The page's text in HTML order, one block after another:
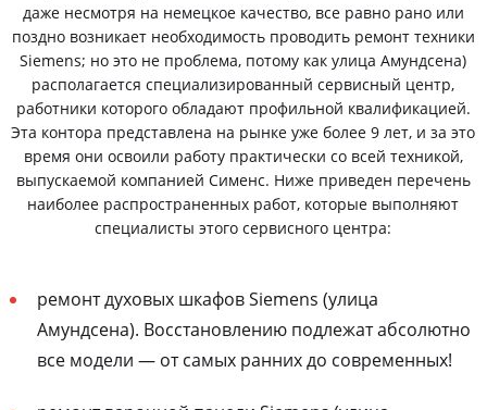
даже несмотря на немецкое качество, все равно рано или
поздно возникает необходимость проводить ремонт техники
Siemens; но это не проблема, потому как улица Амундсена)
располагается специализированный сервисный центр,
работники которого обладают профильной квалификацией.
Эта контора представлена на рынке уже более 9 лет, и за это
время они освоили работу практически со всей техникой,
выпускаемой компанией Сименс. Ниже приведен перечень
наиболее распространенных работ, которые выполняют
специалисты этого сервисного центра:
ремонт духовых шкафов Siemens (улица
Амундсена). Восстановлению подлежат абсолютно
все модели — от самых ранних до современных!